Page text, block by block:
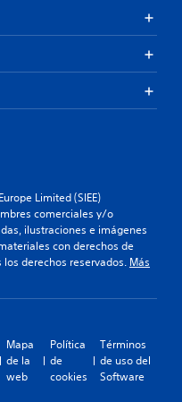
Limited (SIEE)
comerciales y/o
ilustraciones e imágenes
con derechos de
derechos reservados. Más
Mapa
de la
web
Política
de
cookies
Términos
de uso del
Software